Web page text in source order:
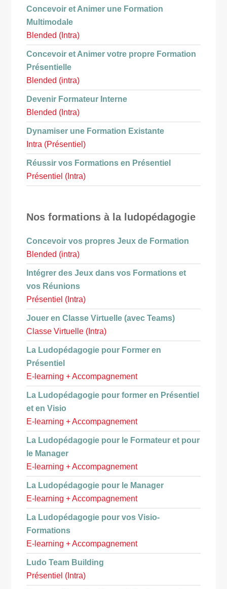
Concevoir et Animer une Formation
Multimodale
Blended (Intra)
Concevoir et Animer votre propre Formation
Présentielle
Blended (intra)
Devenir Formateur Interne
Blended (Intra)
Dynamiser une Formation Existante
Intra (Présentiel)
Réussir vos Formations en Présentiel
Présentiel (Intra)
Nos formations à la ludopédagogie
Concevoir vos propres Jeux de Formation
Blended (intra)
Intégrer des Jeux dans vos Formations et
vos Réunions
Présentiel (Intra)
Jouer en Classe Virtuelle (avec Teams)
Classe Virtuelle (Intra)
La Ludopédagogie pour Former en
Présentiel
E-learning + Accompagnement
La Ludopédagogie pour former en Présentiel
et en Visio
E-learning + Accompagnement
La Ludopédagogie pour le Formateur et pour
le Manager
E-learning + Accompagnement
La Ludopédagogie pour le Manager
E-learning + Accompagnement
La Ludopédagogie pour vos Visio-
Formations
E-learning + Accompagnement
Ludo Team Building
Présentiel (Intra)